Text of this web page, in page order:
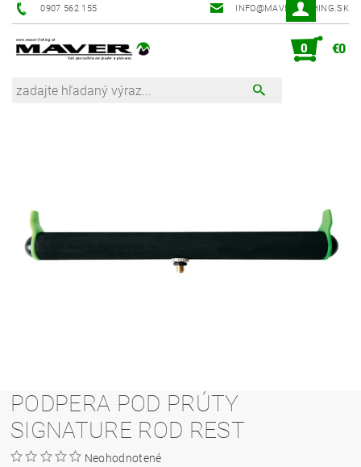
0907 562 155 INFO@MAVER-FISHING.SK
0 €0
PODPERA POD PRÚTY
SIGNATURE ROD REST
Neohodnotené